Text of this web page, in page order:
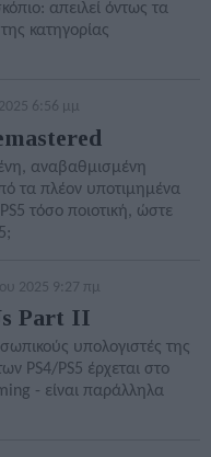
απειλεί όντως τα
κατηγορίας
6:56 μμ
αναβαθμισμένη
τα πλέον υποτιμημένα
τόσο ποιοτική, ώστε
2025 9:27 πμ
Part II
υπολογιστές της
PS4/PS5 έρχεται στο
- είναι παράλληλα